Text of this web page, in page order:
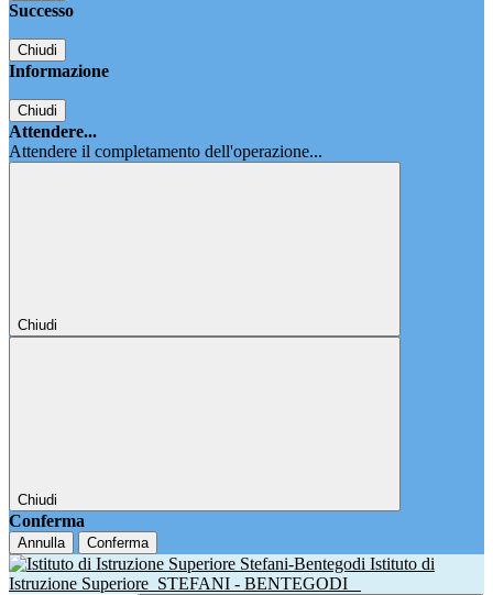
Successo
Chiudi
Informazione
Chiudi
Attendere...
Attendere il completamento dell'operazione...
Chiudi
Chiudi
Conferma
Annulla Conferma
Istituto di
Istruzione Superiore STEFANI - BENTEGODI